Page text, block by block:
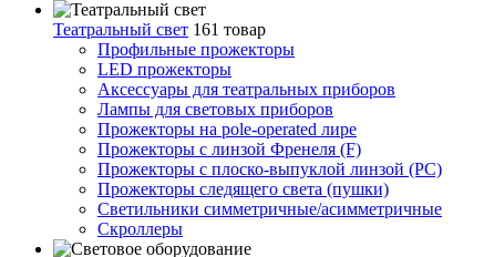
Театральный свет 161 товар
Профильные прожекторы
LED прожекторы
Аксессуары для театральных приборов
Лампы для световых приборов
Прожекторы на pole-operated лире
Прожекторы с линзой Френеля (F)
Прожекторы с плоско-выпуклой линзой (PC)
Прожекторы следящего света (пушки)
Светильники симметричные/асимметричные
Скроллеры